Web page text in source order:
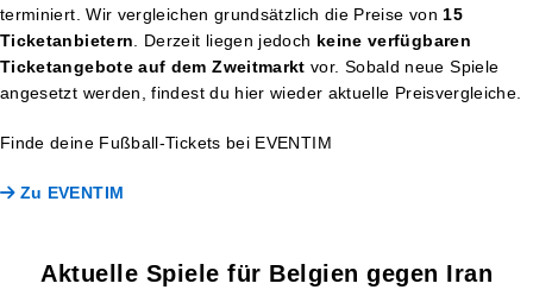
terminiert. Wir vergleichen grundsätzlich die Preise von15
Ticketanbietern. Derzeit liegen jedoch keine verfügbaren
Ticketangebote auf dem Zweitmarkt vor. Sobald neue Spiele
angesetzt werden, findest du hier wieder aktuelle Preisvergleiche.
Finde deine Fußball-Tickets bei EVENTIM
Zu EVENTIM
Aktuelle Spiele für Belgien gegen Iran